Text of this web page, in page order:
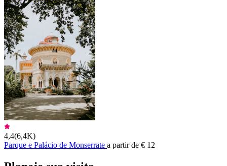
4,4(6,4K)
Parque e Palácio de Monserrate a partir de € 12